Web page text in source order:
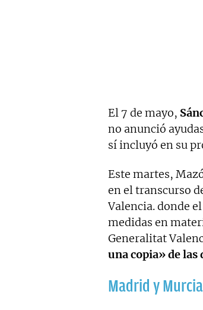
El 7 de mayo,
no anunció
sí incluyó en su
Este martes,
en el transcurso
Valencia. donde
medidas en
Generalitat
una copia» de las
Madrid y Murcia